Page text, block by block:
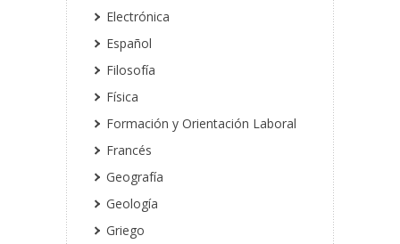
Electrónica
Español
Filosofía
Física
Formación y Orientación Laboral
Francés
Geografía
Geología
Griego